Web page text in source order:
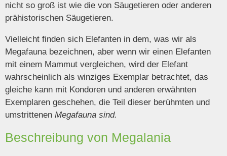
nicht so groß ist wie die von Säugetieren oder anderen
prähistorischen Säugetieren.
Vielleicht finden sich Elefanten in dem, was wir als
Megafauna bezeichnen, aber wenn wir einen Elefanten
mit einem Mammut vergleichen, wird der Elefant
wahrscheinlich als winziges Exemplar betrachtet, das
gleiche kann mit Kondoren und anderen erwähnten
Exemplaren geschehen, die Teil dieser berühmten und
umstrittenen Megafauna sind.
Beschreibung von Megalania